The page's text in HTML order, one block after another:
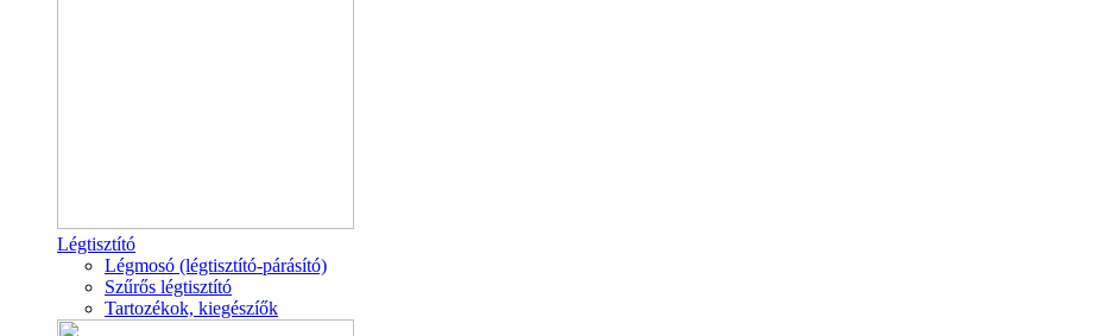
Légtisztító
Légmosó (légtisztító-párásító)
Szűrős légtisztító
Tartozékok, kiegészíők